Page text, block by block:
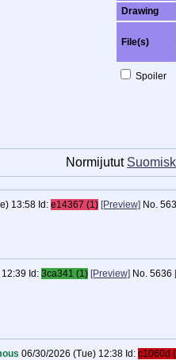
Drawing
File(s)
Spoiler
Normijutut
13:58 Id: e14367 (1) [Preview] No.
Id: 3ca341 (1) [Preview] No. 5636
06/30/2026 (Tue) 12:38 Id: c1060d